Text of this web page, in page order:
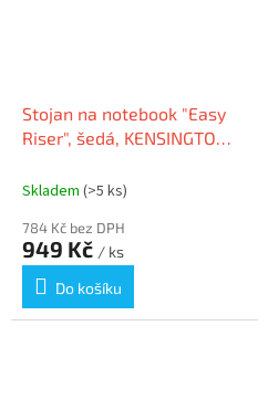
Stojan na notebook "Easy
Riser", šedá, KENSINGTON
Skladem (>5 ks)
784 Kč bez DPH
949 Kč / ks
Do košíku